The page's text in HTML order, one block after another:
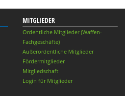
MITGLIEDER
Ordentliche Mitglieder (Waffen-
Fachgeschäfte)
Außerordentliche Mitglieder
Fördermitglieder
Mitgliedschaft
Login für Mitglieder